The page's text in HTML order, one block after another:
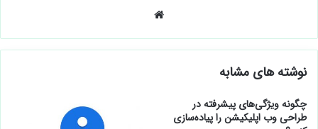
نوشته های مشابه
چگونه ویژگی‌های پیشرفته در
طراحی وب اپلیکیشن را پیاده‌سازی